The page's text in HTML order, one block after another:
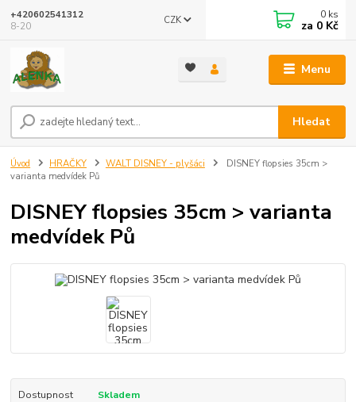
Menu
CZK
Hledat
+420602541312
8-20
0 ks
za 0 Kč
Úvod HRAČKY WALT DISNEY - plyšáci
DISNEY flopsies 35cm >
varianta medvídek Pů
DISNEY flopsies 35cm > varianta
medvídek Pů
Dostupnost
Skladem